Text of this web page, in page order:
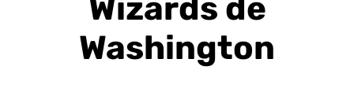
Wizards de
Washington